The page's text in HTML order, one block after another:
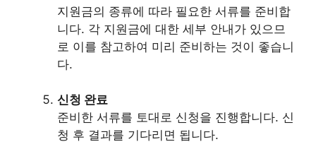
지원금의 종류에 따라 필요한 서류를 준비합
니다. 각 지원금에 대한 세부 안내가 있으므
로 이를 참고하여 미리 준비하는 것이 좋습니
다.
신청 완료
준비한 서류를 토대로 신청을 진행합니다. 신
청 후 결과를 기다리면 됩니다.